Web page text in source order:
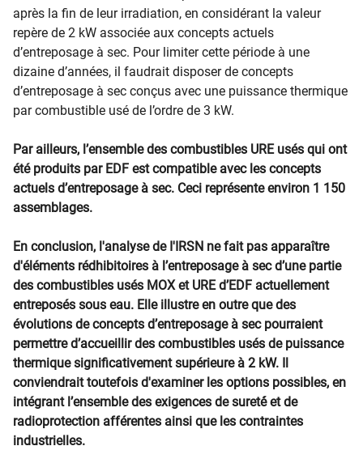
après la fin de leur irradiation, en considérant la valeur
repère de 2 kW associée aux concepts actuels
d’entreposage à sec. Pour limiter cette période à une
dizaine d’années, il faudrait disposer de concepts
d’entreposage à sec conçus avec une puissance thermique
par combustible usé de l’ordre de 3 kW.
Par ailleurs, l’ensemble des combustibles URE usés qui ont
été produits par EDF est compatible avec les concepts
actuels d’entreposage à sec. Ceci représente environ 1 150
assemblages.
En conclusion, l'analyse de I'IRSN ne fait pas apparaître
d'éléments rédhibitoires à l’entreposage à sec d’une partie
des combustibles usés MOX et URE d’EDF actuellement
entreposés sous eau. Elle illustre en outre que des
évolutions de concepts d’entreposage à sec pourraient
permettre d’accueillir des combustibles usés de puissance
thermique significativement supérieure à 2 kW. Il
conviendrait toutefois d'examiner les options possibles, en
intégrant l’ensemble des exigences de sureté́ et de
radioprotection afférentes ainsi que les contraintes
industrielles.